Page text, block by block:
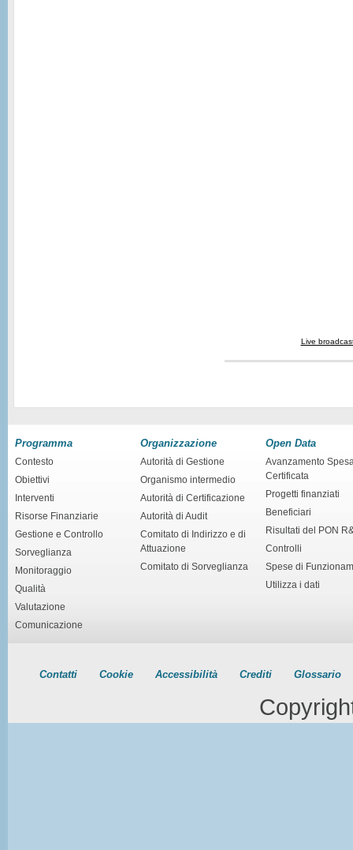
Live
Programma
Contesto
Obiettivi
Interventi
Risorse Finanziarie
Gestione e Controllo
Sorveglianza
Monitoraggio
Qualità
Valutazione
Comunicazione
Organizzazione
Autorità di Gestione
Organismo intermedio
Autorità di Certificazione
Autorità di Audit
Comitato di Indirizzo e di
Attuazione
Comitato di Sorveglianza
Open Data
Avanzamento
Certificata
Progetti finanziati
Beneficiari
Risultati del PON
Controlli
Spese di
Utilizza i dati
Contatti Cookie Accessibilità Crediti Glossario